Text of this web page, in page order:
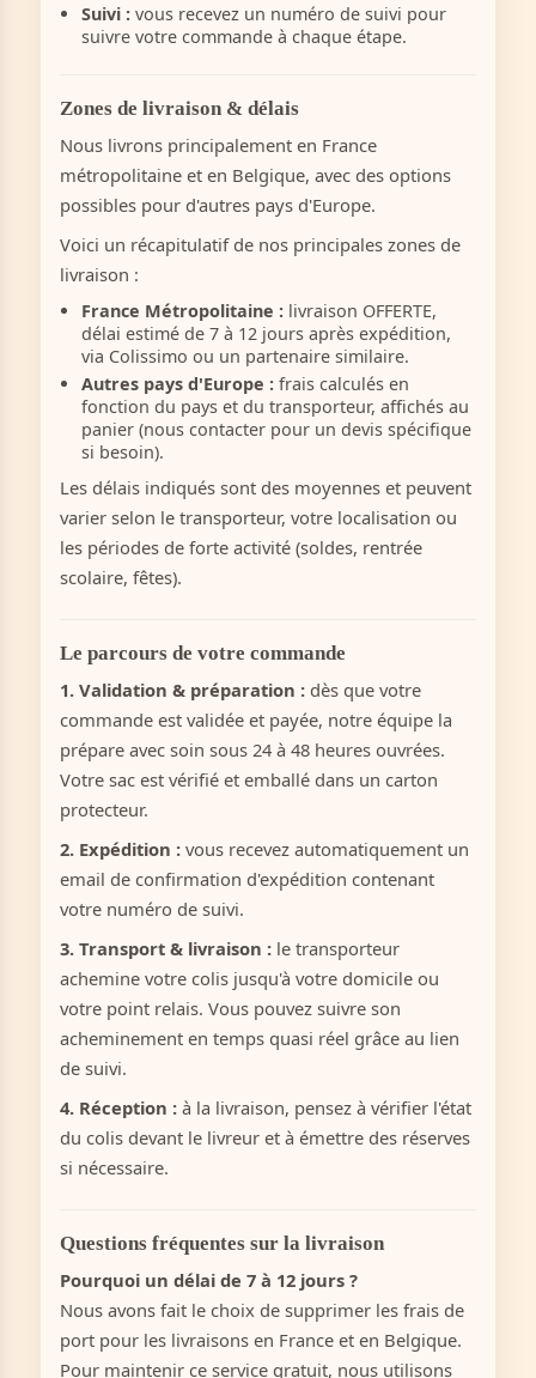
Suivi : vous recevez un numéro de suivi pour
suivre votre commande à chaque étape.
Zones de livraison & délais
Nous livrons principalement en France
métropolitaine et en Belgique, avec des options
possibles pour d'autres pays d'Europe.
Voici un récapitulatif de nos principales zones de
livraison :
France Métropolitaine : livraison OFFERTE,
délai estimé de 7 à 12 jours après expédition,
via Colissimo ou un partenaire similaire.
Autres pays d'Europe : frais calculés en
fonction du pays et du transporteur, affichés au
panier (nous contacter pour un devis spécifique
si besoin).
Les délais indiqués sont des moyennes et peuvent
varier selon le transporteur, votre localisation ou
les périodes de forte activité (soldes, rentrée
scolaire, fêtes).
Le parcours de votre commande
1. Validation & préparation : dès que votre
commande est validée et payée, notre équipe la
prépare avec soin sous 24 à 48 heures ouvrées.
Votre sac est vérifié et emballé dans un carton
protecteur.
2. Expédition : vous recevez automatiquement un
email de confirmation d'expédition contenant
votre numéro de suivi.
3. Transport & livraison : le transporteur
achemine votre colis jusqu'à votre domicile ou
votre point relais. Vous pouvez suivre son
acheminement en temps quasi réel grâce au lien
de suivi.
4. Réception : à la livraison, pensez à vérifier l'état
du colis devant le livreur et à émettre des réserves
si nécessaire.
Questions fréquentes sur la livraison
Pourquoi un délai de 7 à 12 jours ?
Nous avons fait le choix de supprimer les frais de
port pour les livraisons en France et en Belgique.
Pour maintenir ce service gratuit, nous utilisons